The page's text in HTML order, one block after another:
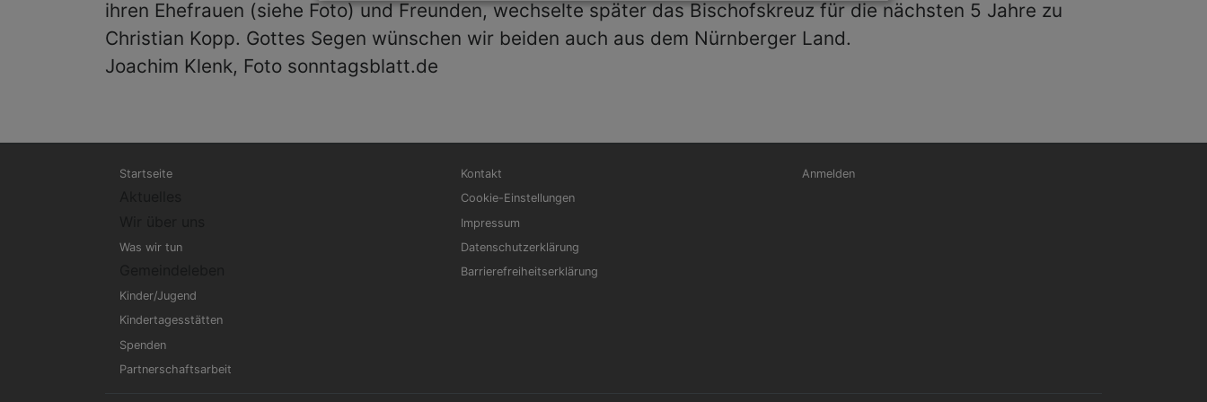
ihren Ehefrauen (siehe Foto) und Freunden, wechselte später das Bischofskreuz für die nächsten 5 Jahre zu
Christian Kopp. Gottes Segen wünschen wir beiden auch aus dem Nürnberger Land.
Joachim Klenk, Foto sonntagsblatt.de
Hauptnavigation
Startseite
Was wir tun
Kinder/Jugend
Kindertagesstätten
Spenden
Partnerschaftsarbeit
Fußbereichsmenü
Kontakt
Cookie-Einstellungen
Impressum
Datenschutzerklärung
Barrierefreiheitserklärung
Benutzermenü
Anmelden